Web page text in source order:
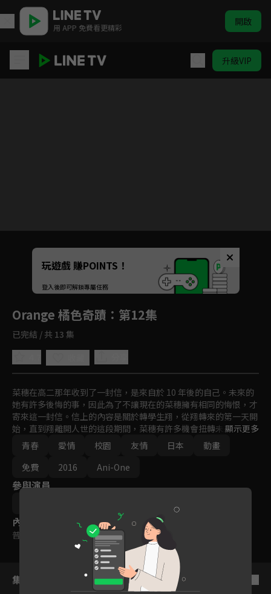
用 APP 免費看更精彩 開啟
升級VIP
Unmute
如有不便請見諒
玩遊戲 賺POINTS！
登入後即可解鎖專屬任務
Orange 橘色奇蹟 ：第12集
已完結 / 共 13 集
菜穗在高二那年收到了一封信，是來自於 10 年後的自己。未來的
她有許多後悔的事，因此為了不讓現在的菜穗擁有相同的悔恨，才
寄來這一封信。信上的內容是關於轉學生翔，從翔轉來的第一天開
始，直到翔離開人世的這段期間，菜穗有許多機會扭轉未來，讓翔
存在於 10 年後的未來。然而重點並非做出怎樣的選擇，而是要真
正拯救翔的心，才有可能讓未來的菜穗不再留有遺憾。當下的時光
與10年後的未來會如何交錯？感人的戀愛故事圍繞著六人展開。
顯示更多
青春
愛情 校園 友情 日本
動畫
免費
2016 Ani-One
參與演員
內容標籤
普遍級
集數列表